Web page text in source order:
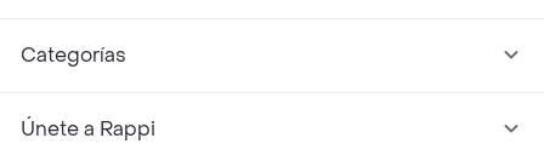
Categorías
Únete a Rappi